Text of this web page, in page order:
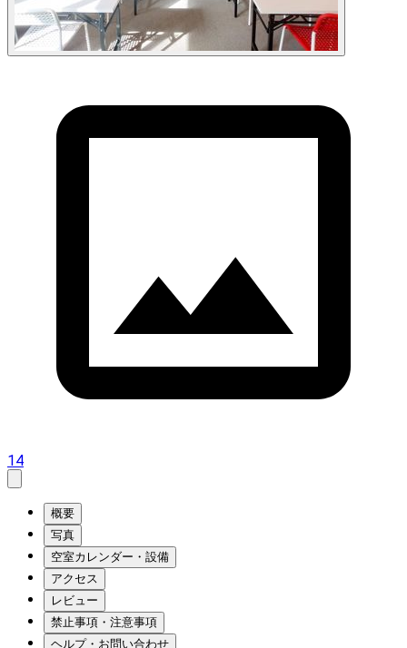
14
概要
写真
空室カレンダー・設備
アクセス
レビュー
禁止事項・注意事項
ヘルプ・お問い合わせ